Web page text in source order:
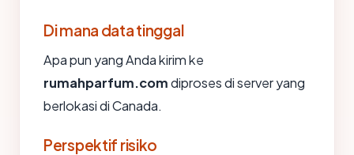
Di mana data tinggal
Apa pun yang Anda kirim ke
rumahparfum.comdiproses di server yang
berlokasi di Canada.
Perspektif risiko